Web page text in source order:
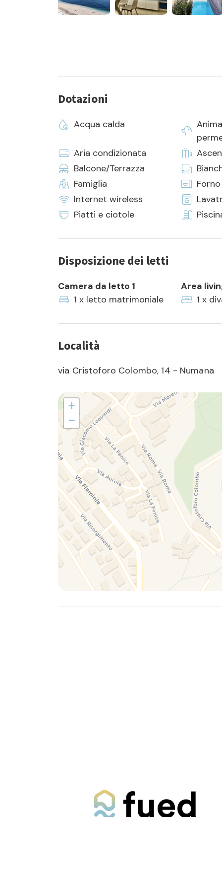
Dotazioni
Acqua calda
Aria condizionata
Balcone/Terrazza
Famiglia
Forno
Internet wireless
Piatti e ciotole
Disposizione dei letti
Camera da letto 1
1 x letto matrimoniale
Area
1 x
Località
via Cristoforo Colombo, 14 - Numana
+
−